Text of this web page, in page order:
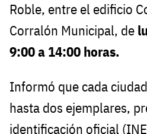
Roble, entre el edificio
Corralón Municipal, de
9:00 a 14:00 horas.
Informó que cada
hasta dos ejemplares,
identificación oficial